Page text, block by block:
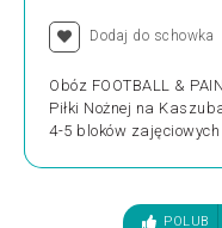
Dodaj do schowka
Obóz FOOTBALL &
Piłki Nożnej na
4-5 bloków
POLUB